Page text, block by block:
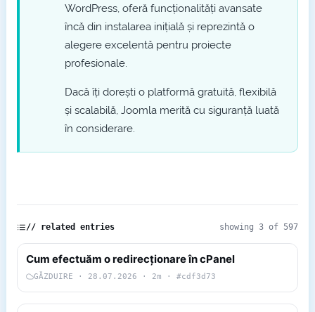
WordPress, oferă funcționalități avansate
încă din instalarea inițială și reprezintă o
alegere excelentă pentru proiecte
profesionale.
Dacă îți dorești o platformă gratuită, flexibilă
și scalabilă, Joomla merită cu siguranță luată
în considerare.
// related entries showing 3 of 597
Cum efectuăm o redirecționare în cPanel
GĂZDUIRE · 28.07.2026 · 2m · #cdf3d73